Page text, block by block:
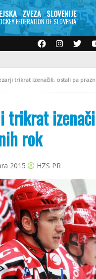
ZVEZA SLOVENIJE
FEDERATION OF SLOVENIA
trikrat izenačili, ostali pa
trikrat
rok
2015 HZS PR